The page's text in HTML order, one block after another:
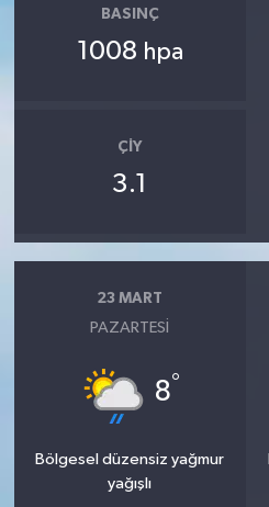
BASINÇ
1008 hpa
ÇIY
3.1
23 MART
PAZARTESI
8°
Bölgesel düzensiz yağmur
yağışlı